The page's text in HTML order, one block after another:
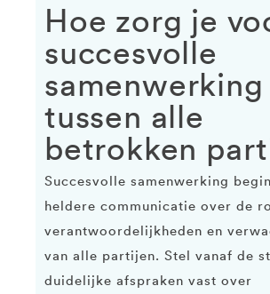
Hoe zorg je
succesvolle
samenwerking
tussen alle
betrokken
Succesvolle samenwerking
heldere communicatie over de
verantwoordelijkheden en
van alle partijen. Stel vanaf de
duidelijke afspraken vast over